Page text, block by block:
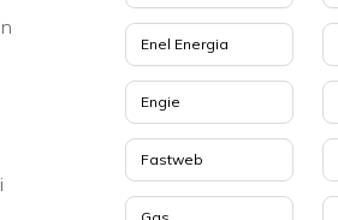
Enel Energia
Engie
Fastweb